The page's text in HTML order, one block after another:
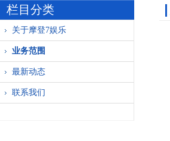
栏目分类
关于摩登7娱乐
业务范围
最新动态
联系我们